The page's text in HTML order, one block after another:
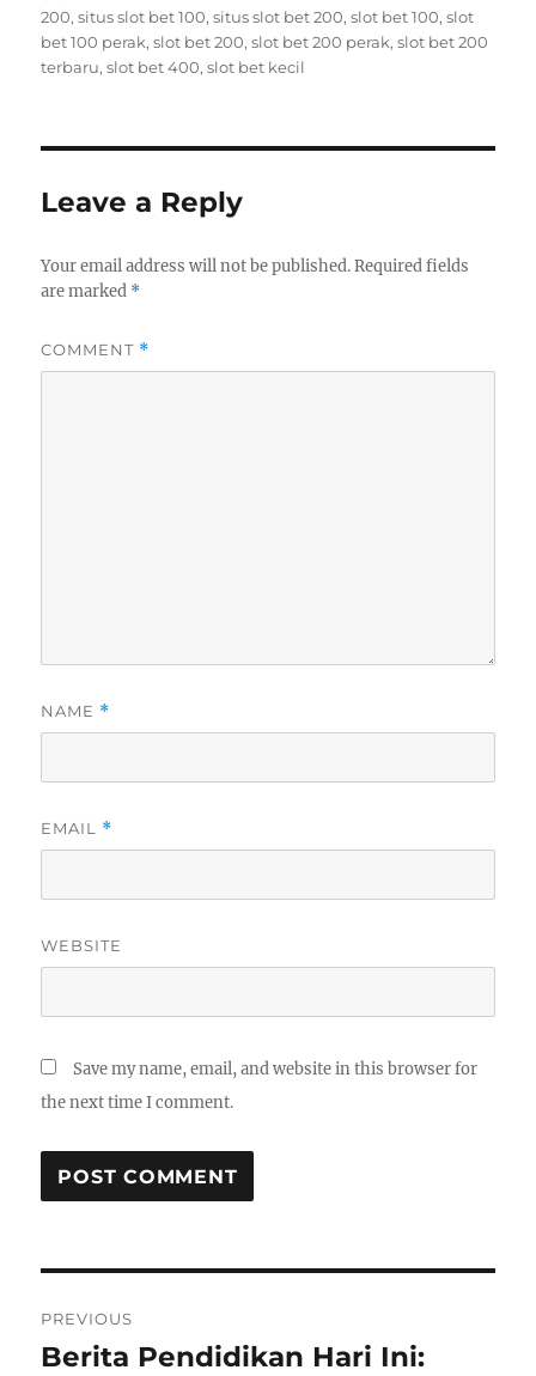
on
200,situs slot bet 100,situs slot bet 200,slot bet 100,slot
bet 100 perak,slot bet 200,slot bet 200 perak,slot bet 200
terbaru,slot bet 400,slot bet kecil
Leave a Reply
Your email address will not be published. Required fields
are marked *
COMMENT *
NAME *
EMAIL *
WEBSITE
Save my name, email, and website in this browser for
the next time I comment.
navigation
PREVIOUS
Previous
Berita Pendidikan Hari Ini: